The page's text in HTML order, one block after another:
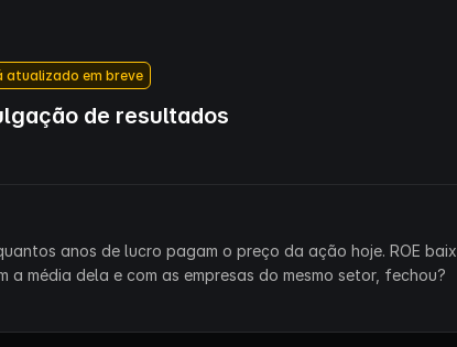
atualizado em breve
de resultados
anos de lucro pagam o preço da ação hoje. ROE
média dela e com as empresas do mesmo setor, fechou?